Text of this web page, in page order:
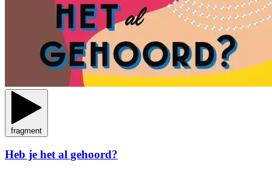
fragment
Heb je het al gehoord?